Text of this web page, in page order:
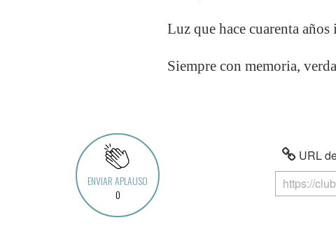
Luz que hace cuarenta
Siempre con memoria,
ENVIAR APLAUSO
0
URL